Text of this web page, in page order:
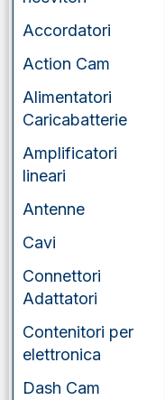
Accordatori
Action Cam
Alimentatori
Caricabatterie
Amplificatori
lineari
Antenne
Cavi
Connettori
Adattatori
Contenitori per
elettronica
Dash Cam